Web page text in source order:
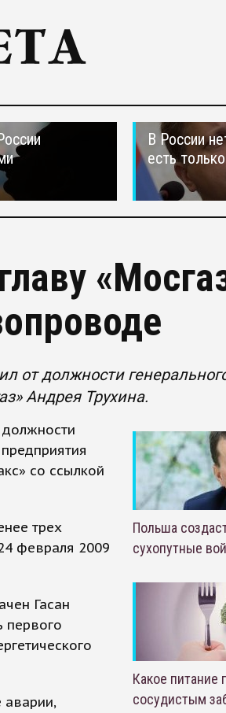
В России
есть
от должности
Андрея Трухина.
со ссылкой
трех
февраля 2009
Гасан
первого
аварии,
Польша
сухопутные
Какое питание
сосудистым